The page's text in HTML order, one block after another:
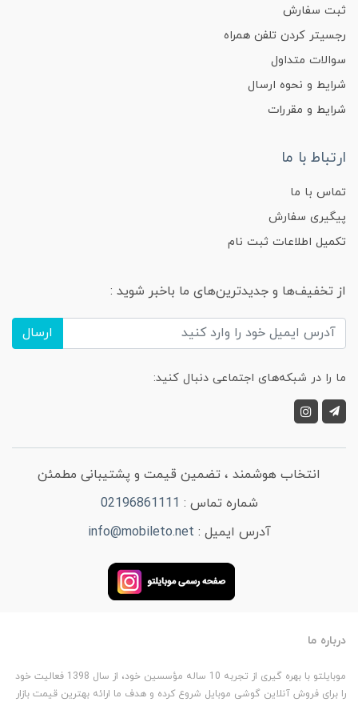
ثبت سفارش
رجسیتر کردن تلفن همراه
سوالات متداول
شرایط و نحوه ارسال
شرایط و مقررات
ارتباط با ما
تماس با ما
پیگیری سفارش
تکمیل اطلاعات ثبت نام
از تخفیف‌ها و جدیدترین‌های ما باخبر شوید :
ارسال
ما را در شبکه‌های اجتماعی دنبال کنید:
انتخاب هوشمند ، تضمین قیمت و پشتیبانی مطمئن
شماره تماس : 02196861111
آدرس ایمیل : info@mobileto.net
درباره ما
موبایلتو با بهره گیری از تجربه 10 ساله مؤسسین خود، از سال 1398 فعالیت خود
را برای فروش آنلاین گوشی موبایل شروع کرده و هدف ما ارائه بهترین قیمت بازار